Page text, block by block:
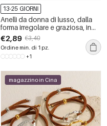
13-25 GIORNI
Anelli da donna di lusso, dalla
forma irregolare e graziosa, in
acciaio inossidabile, color oro,
impermeabili, con zirconi.
€2,89 €3,40
Ordine min. di 1 pz.
+1
magazzino in Cina